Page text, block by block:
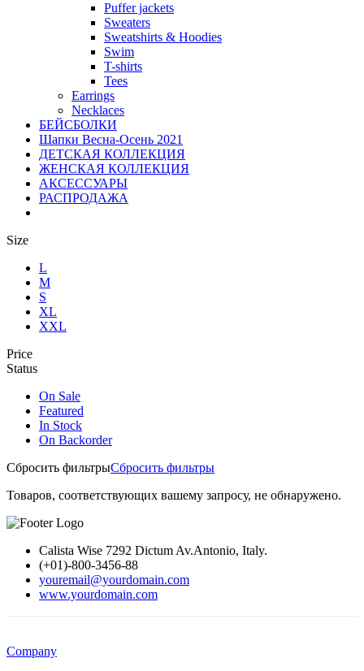
Puffer jackets
Sweaters
Sweatshirts & Hoodies
Swim
T-shirts
Tees
Earrings
Necklaces
БЕЙСБОЛКИ
Шапки Весна-Осень 2021
ДЕТСКАЯ КОЛЛЕКЦИЯ
ЖЕНСКАЯ КОЛЛЕКЦИЯ
АКСЕССУАРЫ
РАСПРОДАЖА
Size
L
M
S
XL
XXL
Price
Status
On Sale
Featured
In Stock
On Backorder
Сбросить фильтрыСбросить фильтры
Товаров, соответствующих вашему запросу, не обнаружено.
Calista Wise 7292 Dictum Av.Antonio, Italy.
(+01)-800-3456-88
youremail@yourdomain.com
www.yourdomain.com
Company